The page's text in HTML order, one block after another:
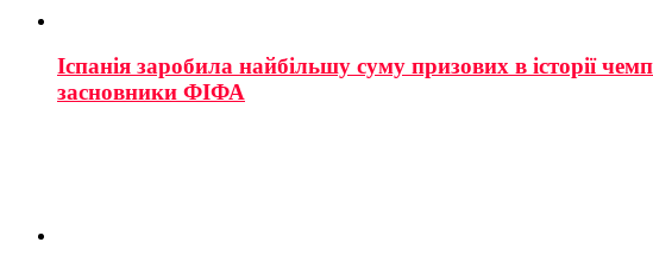
Іспанія заробила найбільшу суму призових в історії
засновники ФІФА